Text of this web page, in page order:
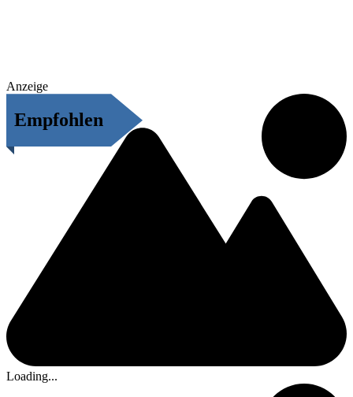
Anzeige
Empfohlen
Loading...